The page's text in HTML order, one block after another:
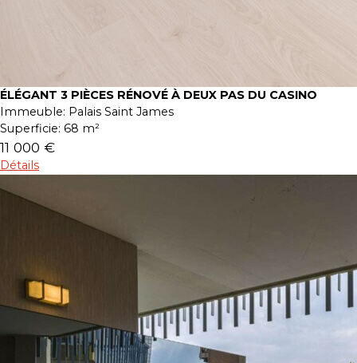
ÉLÉGANT 3 PIÈCES RÉNOVÉ À DEUX PAS DU CASINO
Immeuble: Palais Saint James
Superficie: 68 m²
11 000 €
Détails